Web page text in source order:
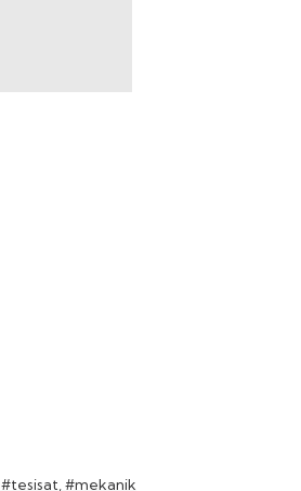
#tesisat,#mekanik